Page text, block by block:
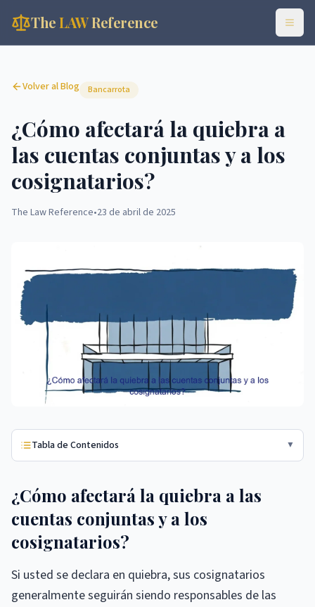
TheLAWReference
Volver al Blog Bancarrota
¿Cómo afectará la quiebra a
las cuentas conjuntas y a los
cosignatarios?
The Law Reference•23 de abril de 2025
Tabla de Contenidos ▼
¿Cómo afectará la quiebra a las
cuentas conjuntas y a los
cosignatarios?
Si usted se declara en quiebra, sus cosignatarios
generalmente seguirán siendo responsables de las